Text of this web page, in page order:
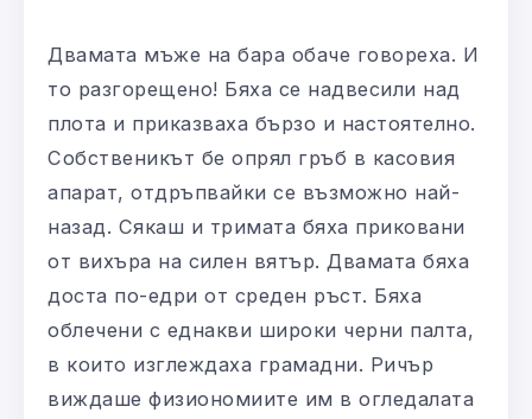
Двамата мъже на бара обаче говореха. И
то разгорещено! Бяха се надвесили над
плота и приказваха бързо и настоятелно.
Собственикът бе опрял гръб в касовия
апарат, отдръпвайки се възможно най-
назад. Сякаш и тримата бяха приковани
от вихъра на силен вятър. Двамата бяха
доста по-едри от среден ръст. Бяха
облечени с еднакви широки черни палта,
в които изглеждаха грамадни. Ричър
виждаше физиономиите им в огледалата